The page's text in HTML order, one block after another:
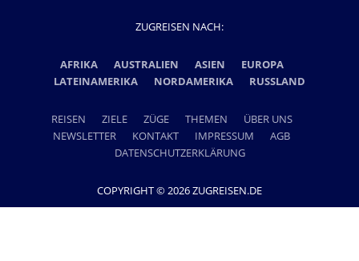
ZUGREISEN NACH:
AFRIKA AUSTRALIEN ASIEN
EUROPA
LATEINAMERIKA
NORDAMERIKA RUSSLAND
REISEN ZIELE ZÜGE THEMEN
ÜBER UNS
NEWSLETTER
KONTAKT IMPRESSUM
AGB
DATENSCHUTZERKLÄRUNG
COPYRIGHT © 2026 ZUGREISEN.DE